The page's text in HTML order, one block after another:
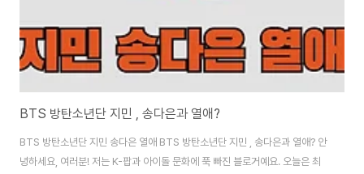
BTS 방탄소년단 지민 , 송다은과 열애?
BTS 방탄소년단 지민 송다은 열애 BTS 방탄소년단 지민 , 송다은과 열애? 안
녕하세요, 여러분! 저는 K-팝과 아이돌 문화에 푹 빠진 블로거예요. 오늘은 최